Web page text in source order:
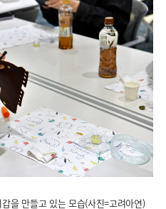
을 만들고 있는 모습(사진=고려아연)